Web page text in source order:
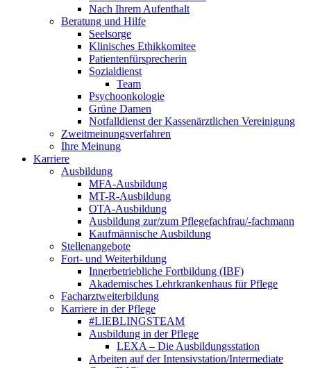
Nach Ihrem Aufenthalt
Beratung und Hilfe
Seelsorge
Klinisches Ethikkomitee
Patientenfürsprecherin
Sozialdienst
Team
Psychoonkologie
Grüne Damen
Notfalldienst der Kassenärztlichen Vereinigung
Zweitmeinungsverfahren
Ihre Meinung
Karriere
Ausbildung
MFA-Ausbildung
MT-R-Ausbildung
OTA-Ausbildung
Ausbildung zur/zum Pflegefachfrau/-fachmann
Kaufmännische Ausbildung
Stellenangebote
Fort- und Weiterbildung
Innerbetriebliche Fortbildung (IBF)
Akademisches Lehrkrankenhaus für Pflege
Facharztweiterbildung
Karriere in der Pflege
#LIEBLINGSTEAM
Ausbildung in der Pflege
LEXA – Die Ausbildungsstation
Arbeiten auf der Intensivstation/Intermediate